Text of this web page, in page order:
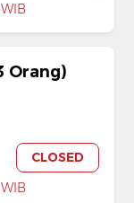
Orang)
CLOSED